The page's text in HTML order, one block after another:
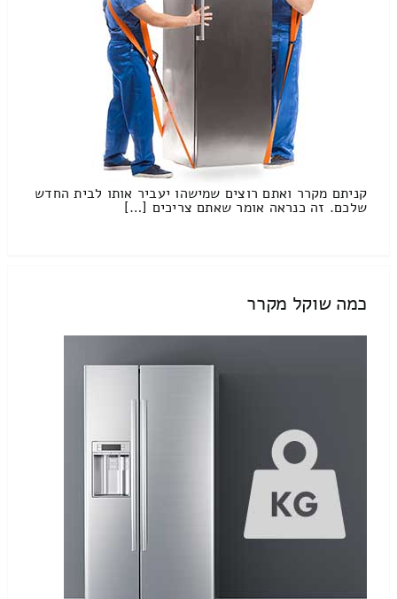
קניתם מקרר ואתם רוצים שמישהו יעביר אותו לבית החדש
שלכם. זה כנראה אומר שאתם צריכים […]
כמה שוקל מקרר